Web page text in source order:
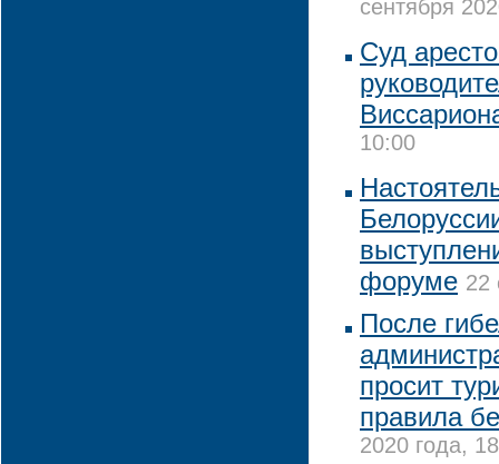
сентября
Суд
10:00
форуме 22
После
просит
правила
2020 года,